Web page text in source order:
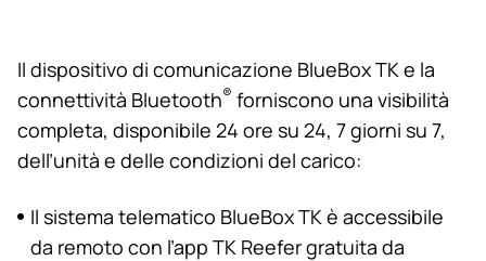
Il dispositivo di comunicazione BlueBox TK e la
connettività Bluetooth® forniscono una visibilità
completa, disponibile 24 ore su 24, 7 giorni su 7,
dell’unità e delle condizioni del carico:
Il sistema telematico BlueBox TK è accessibile
da remoto con l’app TK Reefer gratuita da